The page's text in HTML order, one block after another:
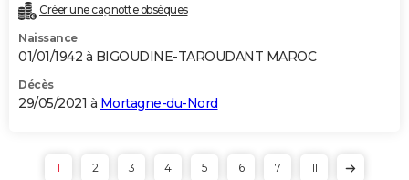
Créer une cagnotte obsèques
Naissance
01/01/1942 à BIGOUDINE-TAROUDANT MAROC
Décès
29/05/2021 à Mortagne-du-Nord
1 2 3 4 5 6 7 11